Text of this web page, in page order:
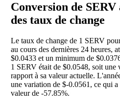
Conversion de
des taux de change
Le taux de change de 1 SERV
au cours des dernières 24 heures,
$0.0433 et un minimum de
1 SERV était de $0.0548, soit une
rapport à sa valeur actuelle.
une variation de $-0.0561, ce qui
valeur de -57.85%.